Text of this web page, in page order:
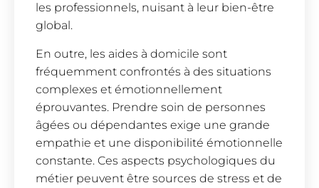
les professionnels, nuisant à leur bien-être
global.
En outre, les aides à domicile sont
fréquemment confrontés à des situations
complexes et émotionnellement
éprouvantes. Prendre soin de personnes
âgées ou dépendantes exige une grande
empathie et une disponibilité émotionnelle
constante. Ces aspects psychologiques du
métier peuvent être sources de stress et de